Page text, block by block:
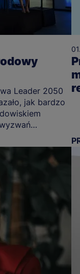
Leader 2050
jak bardzo